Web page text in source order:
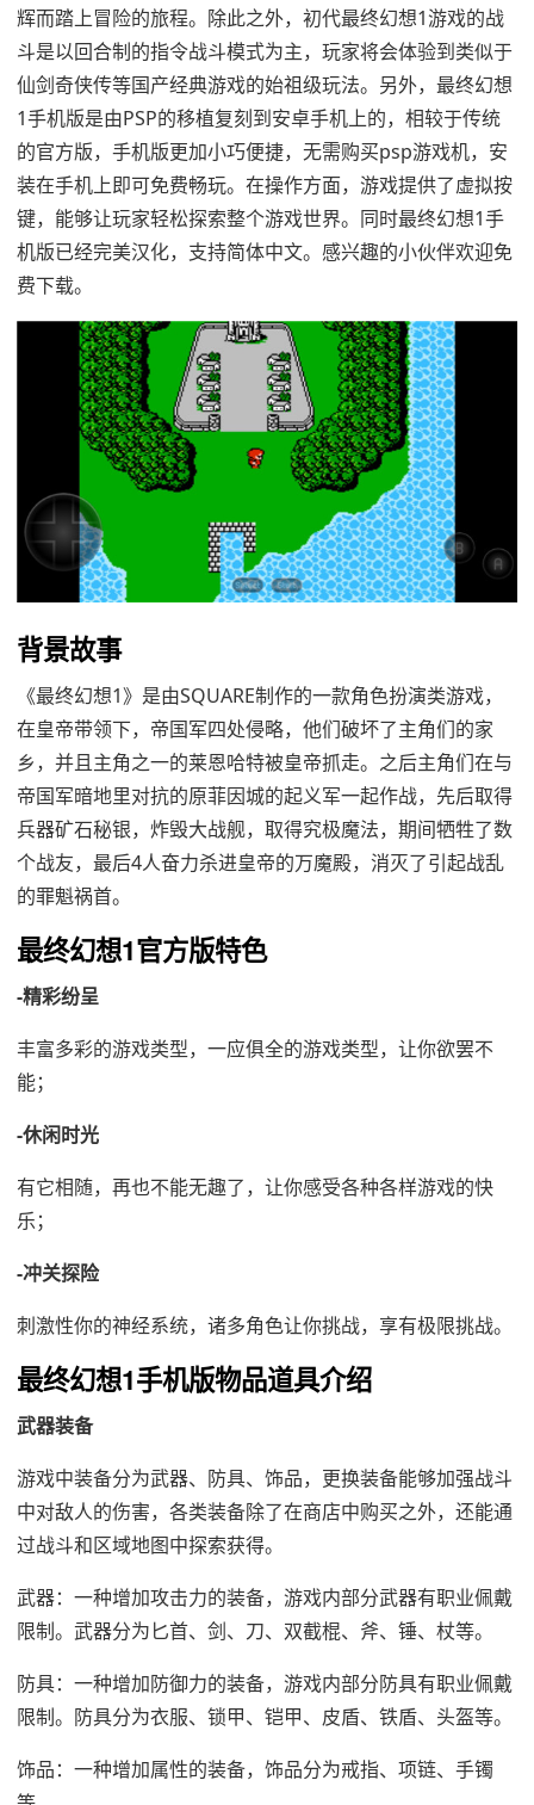
辉而踏上冒险的旅程。除此之外，初代最终幻想1游戏的战
斗是以回合制的指令战斗模式为主，玩家将会体验到类似于
仙剑奇侠传等国产经典游戏的始祖级玩法。另外，最终幻想
1手机版是由PSP的移植复刻到安卓手机上的，相较于传统
的官方版，手机版更加小巧便捷，无需购买psp游戏机，安
装在手机上即可免费畅玩。在操作方面，游戏提供了虚拟按
键，能够让玩家轻松探索整个游戏世界。同时最终幻想1手
机版已经完美汉化，支持简体中文。感兴趣的小伙伴欢迎免
费下载。
背景故事
《最终幻想1》是由SQUARE制作的一款角色扮演类游戏，
在皇帝带领下，帝国军四处侵略，他们破坏了主角们的家
乡，并且主角之一的莱恩哈特被皇帝抓走。之后主角们在与
帝国军暗地里对抗的原菲因城的起义军一起作战，先后取得
兵器矿石秘银，炸毁大战舰，取得究极魔法，期间牺牲了数
个战友，最后4人奋力杀进皇帝的万魔殿，消灭了引起战乱
的罪魁祸首。
最终幻想1官方版特色
-精彩纷呈
丰富多彩的游戏类型，一应俱全的游戏类型，让你欲罢不
能；
-休闲时光
有它相随，再也不能无趣了，让你感受各种各样游戏的快
乐；
-冲关探险
刺激性你的神经系统，诸多角色让你挑战，享有极限挑战。
最终幻想1手机版物品道具介绍
武器装备
游戏中装备分为武器、防具、饰品，更换装备能够加强战斗
中对敌人的伤害，各类装备除了在商店中购买之外，还能通
过战斗和区域地图中探索获得。
武器：一种增加攻击力的装备，游戏内部分武器有职业佩戴
限制。武器分为匕首、剑、刀、双截棍、斧、锤、杖等。
防具：一种增加防御力的装备，游戏内部分防具有职业佩戴
限制。防具分为衣服、锁甲、铠甲、皮盾、铁盾、头盔等。
饰品：一种增加属性的装备，饰品分为戒指、项链、手镯